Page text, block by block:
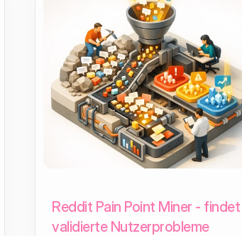
Reddit Pain Point Miner - findet
validierte Nutzerprobleme